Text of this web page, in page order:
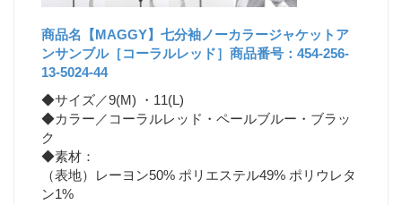
商品名【MAGGY】七分袖ノーカラージャケットア
ンサンブル［コーラルレッド］商品番号：454-256-
13-5024-44
◆サイズ／9(M) ・11(L)
◆カラー／コーラルレッド・ペールブルー・ブラッ
ク
◆素材：
（表地）レーヨン50% ポリエステル49% ポリウレタ
ン1%